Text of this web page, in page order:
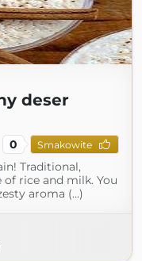
deser
0 Smakowite
Traditional,
rice and milk. You
aroma (...)